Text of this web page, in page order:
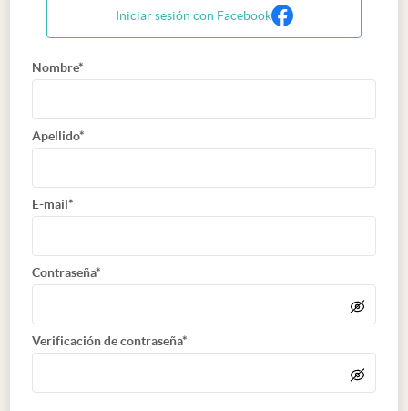
Iniciar sesión con Facebook
Nombre*
Apellido*
E-mail*
Contraseña*
Verificación de contraseña*